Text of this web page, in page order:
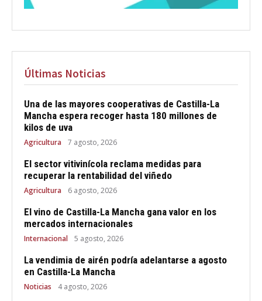
Últimas Noticias
Una de las mayores cooperativas de Castilla-La
Mancha espera recoger hasta 180 millones de
kilos de uva
Agricultura 7 agosto, 2026
El sector vitivinícola reclama medidas para
recuperar la rentabilidad del viñedo
Agricultura 6 agosto, 2026
El vino de Castilla-La Mancha gana valor en los
mercados internacionales
Internacional 5 agosto, 2026
La vendimia de airén podría adelantarse a agosto
en Castilla-La Mancha
Noticias 4 agosto, 2026